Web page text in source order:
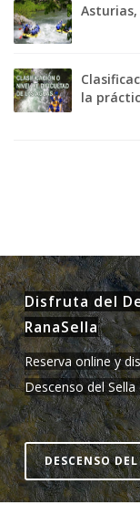
la
Disfruta del
RanaSella
Reserva online y
Descenso del
DESCENSO